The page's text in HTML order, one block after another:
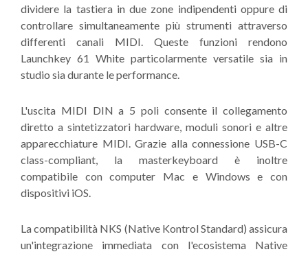
dividere la tastiera in due zone indipendenti oppure di
controllare simultaneamente più strumenti attraverso
differenti canali MIDI. Queste funzioni rendono
Launchkey 61 White particolarmente versatile sia in
studio sia durante le performance.
L'uscita MIDI DIN a 5 poli consente il collegamento
diretto a sintetizzatori hardware, moduli sonori e altre
apparecchiature MIDI. Grazie alla connessione USB-C
class-compliant, la masterkeyboard è inoltre
compatibile con computer Mac e Windows e con
dispositivi iOS.
La compatibilità NKS (Native Kontrol Standard) assicura
un'integrazione immediata con l'ecosistema Native